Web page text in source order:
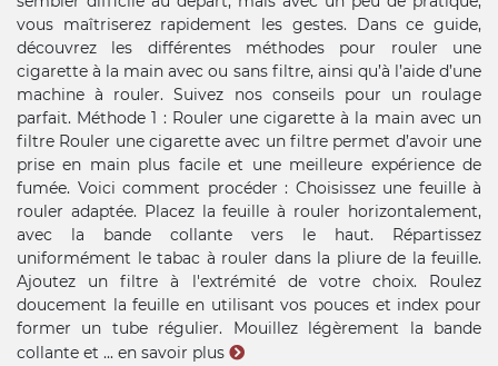
vous maîtriserez rapidement les gestes. Dans ce guide,
découvrez les différentes méthodes pour rouler une
cigarette à la main avec ou sans filtre, ainsi qu’à l’aide d’une
machine à rouler. Suivez nos conseils pour un roulage
parfait. Méthode 1 : Rouler une cigarette à la main avec un
filtre Rouler une cigarette avec un filtre permet d’avoir une
prise en main plus facile et une meilleure expérience de
fumée. Voici comment procéder : Choisissez une feuille à
rouler adaptée. Placez la feuille à rouler horizontalement,
avec la bande collante vers le haut. Répartissez
uniformément le tabac à rouler dans la pliure de la feuille.
Ajoutez un filtre à l'extrémité de votre choix. Roulez
doucement la feuille en utilisant vos pouces et index pour
former un tube régulier. Mouillez légèrement la bande
collante et ... en savoir plus